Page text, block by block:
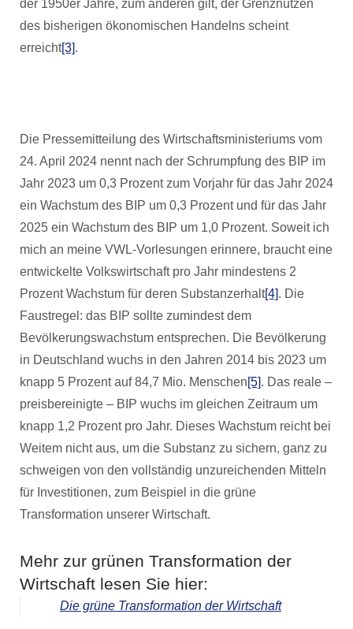
der 1950er Jahre, zum anderen gilt, der Grenznutzen
des bisherigen ökonomischen Handelns scheint
erreicht[3].
Die Pressemitteilung des Wirtschaftsministeriums vom
24. April 2024 nennt nach der Schrumpfung des BIP im
Jahr 2023 um 0,3 Prozent zum Vorjahr für das Jahr 2024
ein Wachstum des BIP um 0,3 Prozent und für das Jahr
2025 ein Wachstum des BIP um 1,0 Prozent. Soweit ich
mich an meine VWL-Vorlesungen erinnere, braucht eine
entwickelte Volkswirtschaft pro Jahr mindestens 2
Prozent Wachstum für deren Substanzerhalt[4]. Die
Faustregel: das BIP sollte zumindest dem
Bevölkerungswachstum entsprechen. Die Bevölkerung
in Deutschland wuchs in den Jahren 2014 bis 2023 um
knapp 5 Prozent auf 84,7 Mio. Menschen[5]. Das reale –
preisbereinigte – BIP wuchs im gleichen Zeitraum um
knapp 1,2 Prozent pro Jahr. Dieses Wachstum reicht bei
Weitem nicht aus, um die Substanz zu sichern, ganz zu
schweigen von den vollständig unzureichenden Mitteln
für Investitionen, zum Beispiel in die grüne
Transformation unserer Wirtschaft.
Mehr zur grünen Transformation der
Wirtschaft lesen Sie hier:
Die grüne Transformation der Wirtschaft